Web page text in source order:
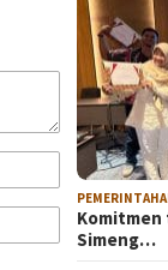
Komitmen
Simeng…